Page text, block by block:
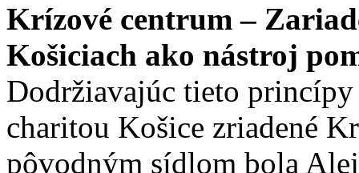
Krízové centrum –
Košiciach ako nástroj
Dodržiavajúc tieto
charitou Košice zriadené
pôvodným sídlom bola